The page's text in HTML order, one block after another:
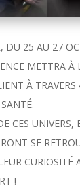
DU 25 AU 27
METTRA À
À
CES UNIVERS,
SE
CURIOSITÉ
!